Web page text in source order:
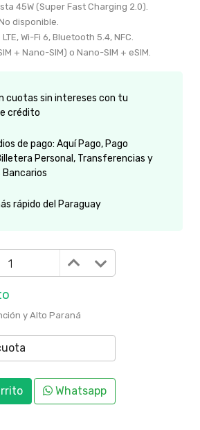
45W (Super Fast Charging 2.0).
disponible.
Wi-Fi 6, Bluetooth 5.4, NFC.
+ Nano-SIM) o Nano-SIM + eSIM.
cuotas sin intereses con tu
crédito
de pago: Aquí Pago, Pago
Personal, Transferencias y
Bancarios
rápido del Paraguay
y Alto Paraná
Whatsapp